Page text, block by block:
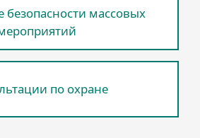
безопасности массовых
по охране